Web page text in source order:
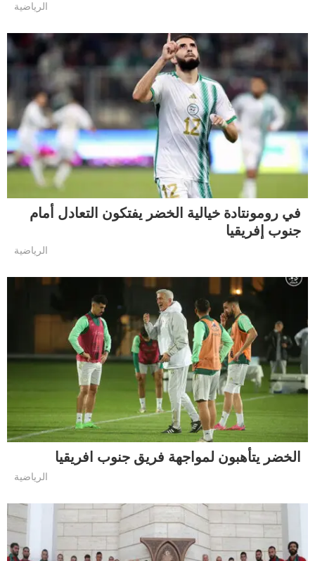
الرياضية
في رومونتادة خيالية الخضر يفتكون التعادل أمام
جنوب إفريقيا
الرياضية
الخضر يتأهبون لمواجهة فريق جنوب افريقيا
الرياضية